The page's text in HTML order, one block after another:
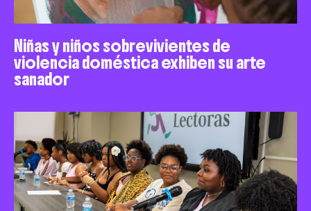
Niñas y niños sobrevivientes de
violencia doméstica exhiben su arte
sanador